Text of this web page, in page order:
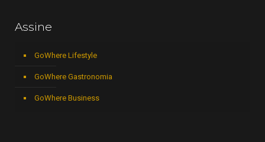
Assine
GoWhere Lifestyle
GoWhere Gastronomia
GoWhere Business